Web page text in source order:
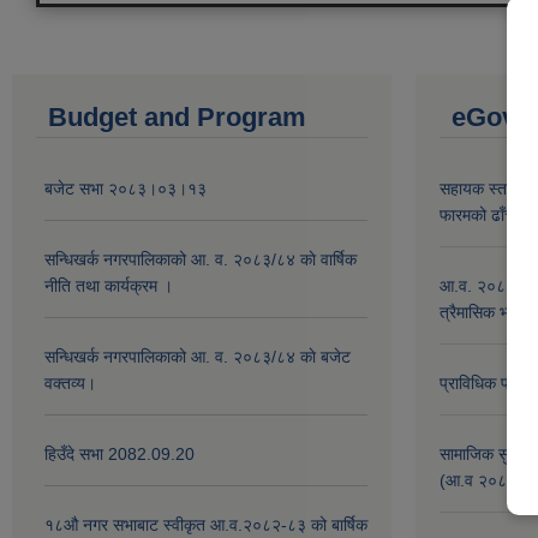
Budget and Program
बजेट सभा २०८३।०३।१३
सन्धिखर्क नगरपालिकाको आ. व. २०८३/८४ काे वार्षिक
नीति तथा कार्यक्रम ।
सन्धिखर्क नगरपालिकाको आ. व. २०८३/८४ काे बजेट
वक्तव्य।
हिउँदे सभा 2082.09.20
१८‍औ नगर सभाबाट स्वीकृत आ.व.२०८२-८३ को बार्षिक
eGov
सहायक स्तर
फारमको ढाँचा
आ.व. २०८०।८१
त्रैमासिक भत्ताको
प्राविधिक
सामाजिक सुरक्षा
(आ.व २०८०/